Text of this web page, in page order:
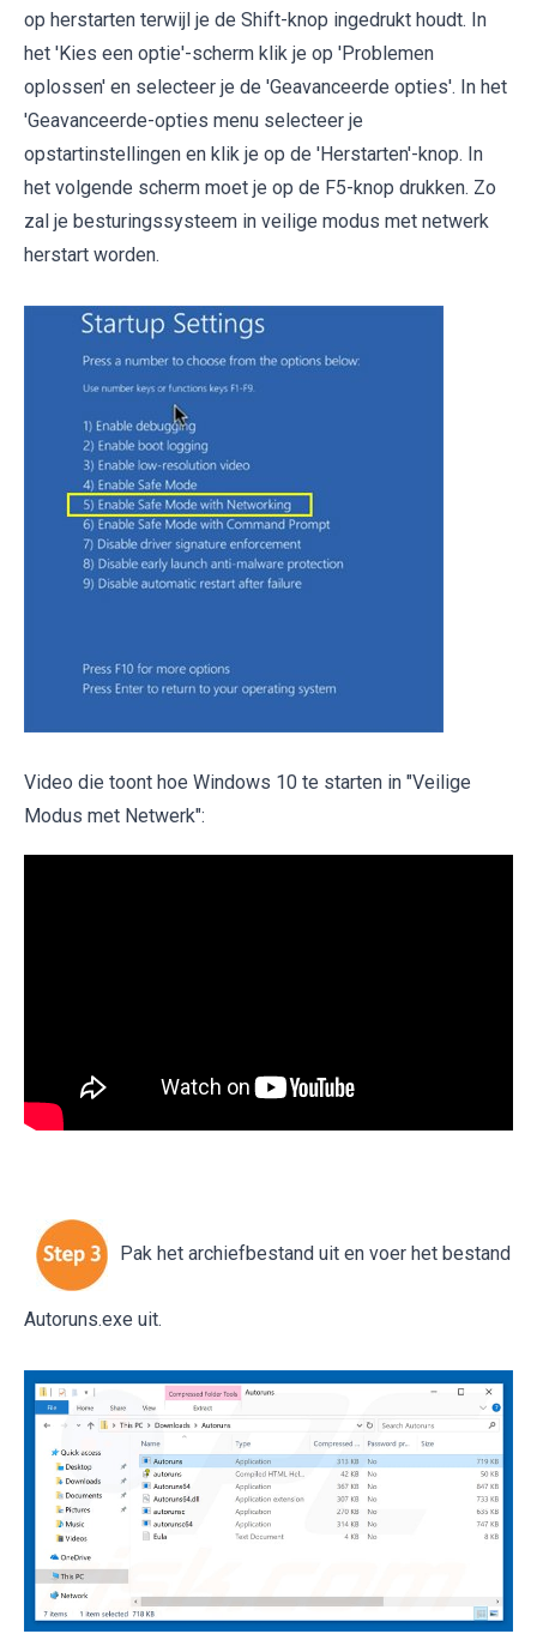
op herstarten terwijl je de Shift-knop ingedrukt houdt. In
het 'Kies een optie'-scherm klik je op 'Problemen
oplossen' en selecteer je de 'Geavanceerde opties'. In het
'Geavanceerde-opties menu selecteer je
opstartinstellingen en klik je op de 'Herstarten'-knop. In
het volgende scherm moet je op de F5-knop drukken. Zo
zal je besturingssysteem in veilige modus met netwerk
herstart worden.
Video die toont hoe Windows 10 te starten in "Veilige
Modus met Netwerk":
Pak het archiefbestand uit en voer het bestand
Autoruns.exe uit.